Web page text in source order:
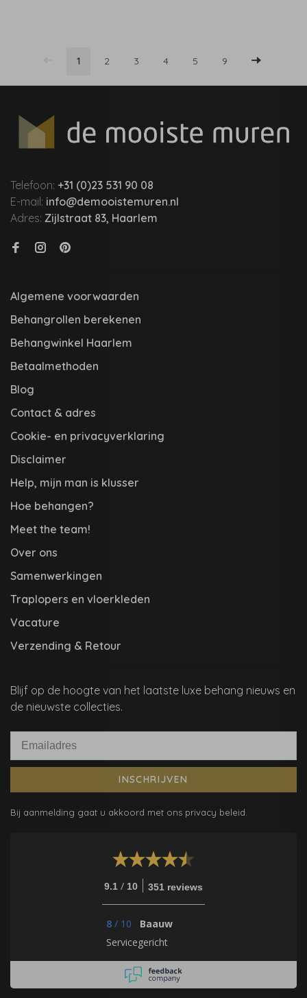
1 2 3 4 5 9
Telefoon: +31 (0)23 531 90 08
E-mail: info@demooistemuren.nl
Adres: Zijlstraat 83, Haarlem
Algemene voorwaarden
Behangrollen berekenen
Behangwinkel Haarlem
Betaalmethoden
Blog
Contact & adres
Cookie- en privacyverklaring
Disclaimer
Help, mijn man is klusser
Hoe behangen?
Meet the team!
Over ons
Samenwerkingen
Traplopers en vloerkleden
Vacature
Verzending & Retour
Blijf op de hoogte van het laatste luxe behang nieuws en
de nieuwste collecties.
INSCHRIJVEN
Bij aanmelding gaat u akkoord met ons privacy beleid.
9.1 / 10 351 reviews
8 / 10
Baauw
Servicegericht